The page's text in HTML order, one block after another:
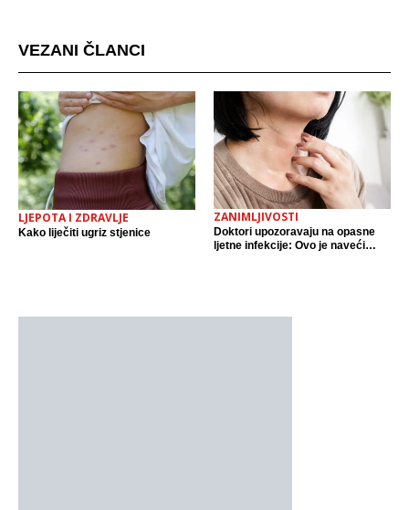
VEZANI ČLANCI
LJEPOTA I ZDRAVLJE
Kako liječiti ugriz stjenice
ZANIMLJIVOSTI
Doktori upozoravaju na opasne
ljetne infekcije: Ovo je naveći